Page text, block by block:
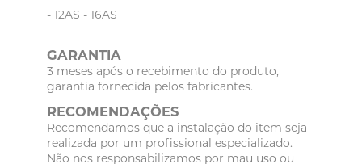
- 12AS - 16AS
GARANTIA
3 meses após o recebimento do produto,
garantia fornecida pelos fabricantes.
RECOMENDAÇÕES
Recomendamos que a instalação do item seja
realizada por um profissional especializado.
Não nos responsabilizamos por mau uso ou